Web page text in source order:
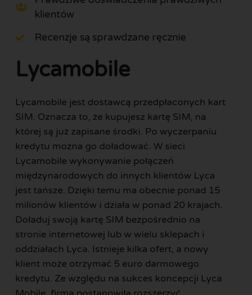
klientów
Recenzje są sprawdzane ręcznie
Lycamobile
Lycamobile jest dostawcą przedpłaconych kart
SIM. Oznacza to, że kupujesz kartę SIM, na
której są już zapisane środki. Po wyczerpaniu
kredytu można go doładować. W sieci
Lycamobile wykonywanie połączeń
międzynarodowych do innych klientów Lyca
jest tańsze. Dzięki temu ma obecnie ponad 15
milionów klientów i działa w ponad 20 krajach.
Doładuj swoją kartę SIM bezpośrednio na
stronie internetowej lub w wielu sklepach i
oddziałach Lyca. Istnieje kilka ofert, a nowy
klient może otrzymać 5 euro darmowego
kredytu. Ze względu na sukces koncepcji Lyca